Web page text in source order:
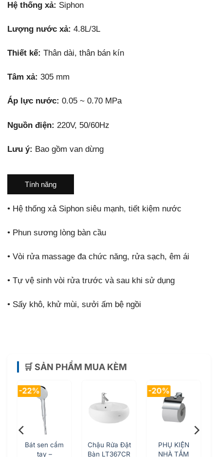
Hệ thống xả: Siphon
Lượng nước xả: 4.8L/3L
Thiết kế: Thân dài, thân bán kín
Tâm xả: 305 mm
Áp lực nước: 0.05 ~ 0.70 MPa
Nguồn điện: 220V, 50/60Hz
Lưu ý: Bao gồm van dừng
Tính năng
•Hệ thống xả Siphon siêu mạnh, tiết kiệm nước
•Phun sương lòng bàn cầu
•Vòi rửa massage đa chức năng, rửa sạch, êm ái
•Tự vệ sinh vòi rửa trước và sau khi sử dụng
•Sấy khô, khử mùi, sưởi ấm bệ ngồi
🛒 SẢN PHẨM MUA KÈM
-22%
Bát sen cầm
tay –
Chậu Rửa Đặt
Bàn LT367CR
-20%
PHỤ KIỆN
NHÀ TẮM